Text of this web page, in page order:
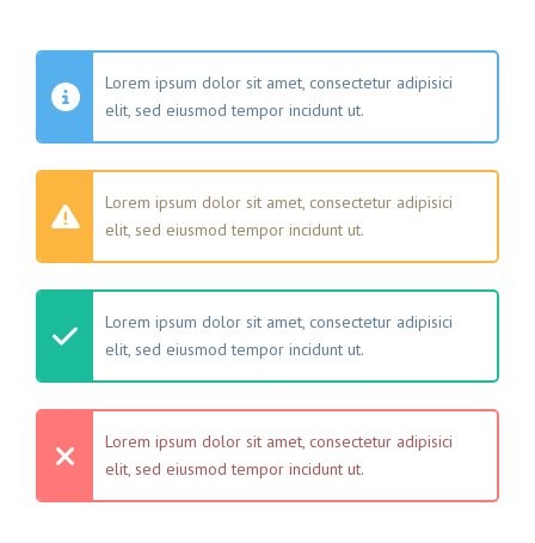
Lorem ipsum dolor sit amet, consectetur adipisici
elit, sed eiusmod tempor incidunt ut.
Lorem ipsum dolor sit amet, consectetur adipisici
elit, sed eiusmod tempor incidunt ut.
Lorem ipsum dolor sit amet, consectetur adipisici
elit, sed eiusmod tempor incidunt ut.
Lorem ipsum dolor sit amet, consectetur adipisici
elit, sed eiusmod tempor incidunt ut.